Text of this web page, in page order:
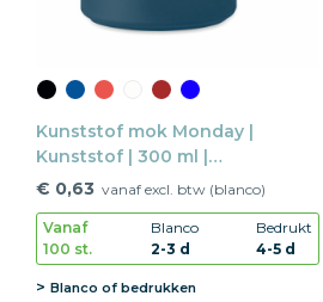
Kunststof mok Monday |
Kunststof | 300 ml |
Herbruikbaar
€ 0,63 vanaf excl. btw (blanco)
Vanaf
100 st.
Blanco
2-3 d
Bedrukt
4-5 d
Blanco of bedrukken